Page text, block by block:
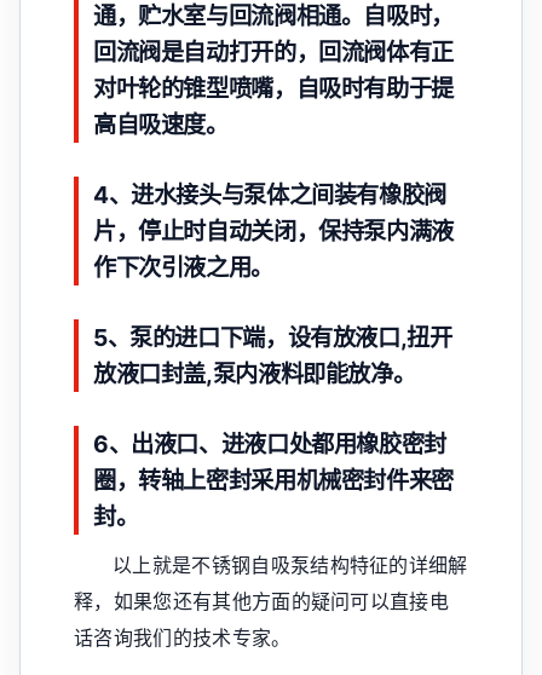
通，贮水室与回流阀相通。自吸时，
回流阀是自动打开的，回流阀体有正
对叶轮的锥型喷嘴，自吸时有助于提
高自吸速度。
4、进水接头与泵体之间装有橡胶阀
片，停止时自动关闭，保持泵内满液
作下次引液之用。
5、泵的进口下端，设有放液口,扭开
放液口封盖,泵内液料即能放净。
6、出液口、进液口处都用橡胶密封
圈，转轴上密封采用机械密封件来密
封。
以上就是不锈钢自吸泵结构特征的详细解
释，如果您还有其他方面的疑问可以直接电
话咨询我们的技术专家。